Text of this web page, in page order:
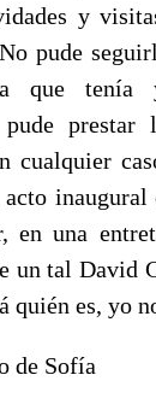
y
pude
que tenía
prestar
cualquier
inaugural
en una
un tal David
quién es, yo